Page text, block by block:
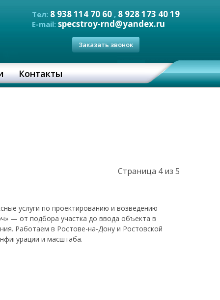
Тел: 8 938 114 70 60 , 8 928 173 40 19
E-mail: specstroy-rnd@yandex.ru
Заказать звонок
Контакты
Страница 4 из 5
услуги по проектированию и возведению
— от подбора участка до ввода объекта в
Работаем в Ростове-на-Дону и Ростовской
и масштаба.